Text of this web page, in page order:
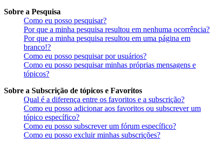
Sobre a Pesquisa
Como eu posso pesquisar?
Por que a minha pesquisa resultou em nenhuma ocorrência?
Por que a minha pesquisa resultou em uma página em
branco!?
Como eu posso pesquisar por usuários?
Como eu posso pesquisar minhas próprias mensagens e
tópicos?
Sobre a Subscrição de tópicos e Favoritos
Qual é a diferença entre os favoritos e a subscrição?
Como eu posso adicionar aos favoritos ou subscrever um
tópico específico?
Como eu posso subscrever um fórum específico?
Como eu posso excluir minhas subscrições?